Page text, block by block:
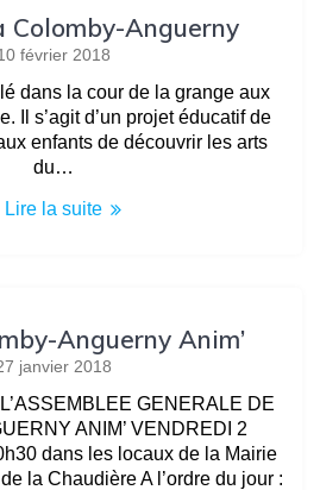
Colomby-Anguerny
février 2018
dans la cour de la grange aux
Il s’agit d’un projet éducatif de
enfants de découvrir les arts
du…
Lire la suite
Anguerny Anim’
janvier 2018
GENERALE DE
ANIM’ VENDREDI 2
dans les locaux de la Mairie
la Chaudière A l’ordre du jour :